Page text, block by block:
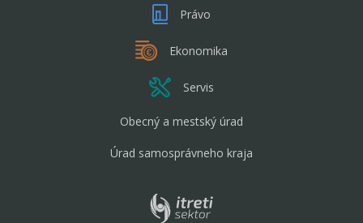
Právo
Ekonomika
Servis
Obecný a mestský úrad
Úrad samosprávneho kraja